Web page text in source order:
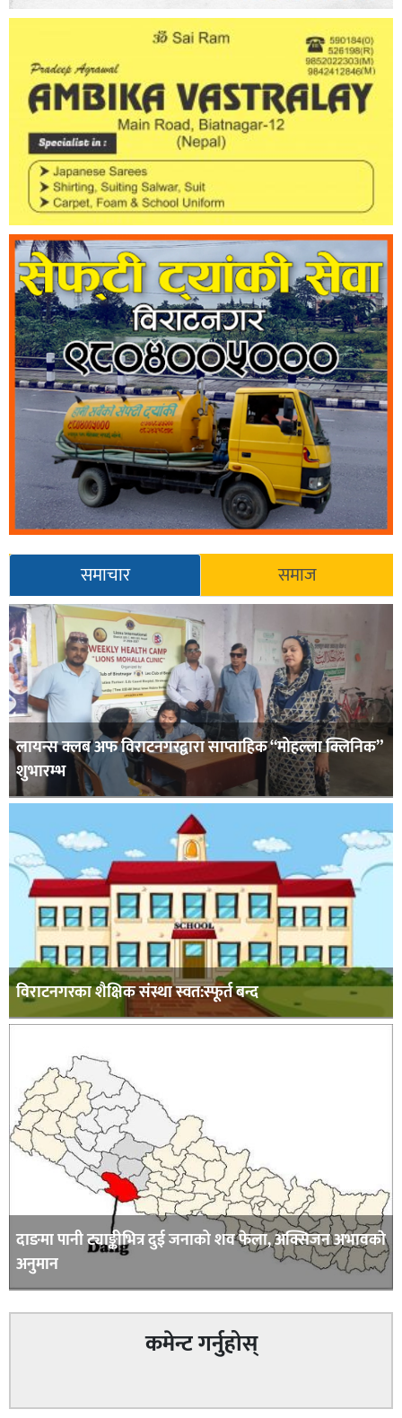
समाचार समाज
लायन्स क्लब अफ विराटनगरद्वारा साप्ताहिक “मोहल्ला क्लिनिक”
शुभारम्भ
विराटनगरका शैक्षिक संस्था स्वत:स्फूर्त बन्द
दाङमा पानी ट्याङ्कीभित्र दुई जनाको शव फेला, अक्सिजन अभावकाे
अनुमान
कमेन्ट गर्नुहोस्